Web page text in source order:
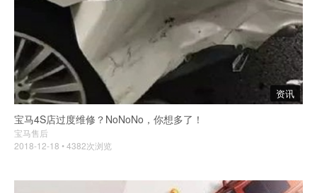
资讯
宝马4S店过度维修？NoNoNo，你想多了！
宝马售后
2018-12-18 • 4382次浏览